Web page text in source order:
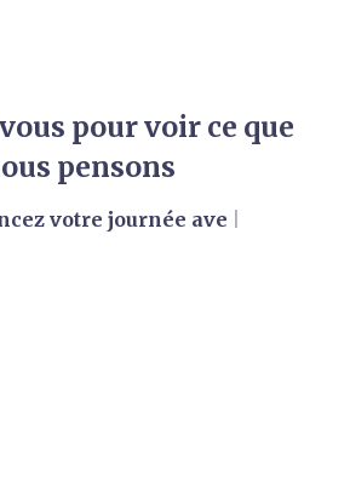
pour voir ce que
pensons
votre journée avec